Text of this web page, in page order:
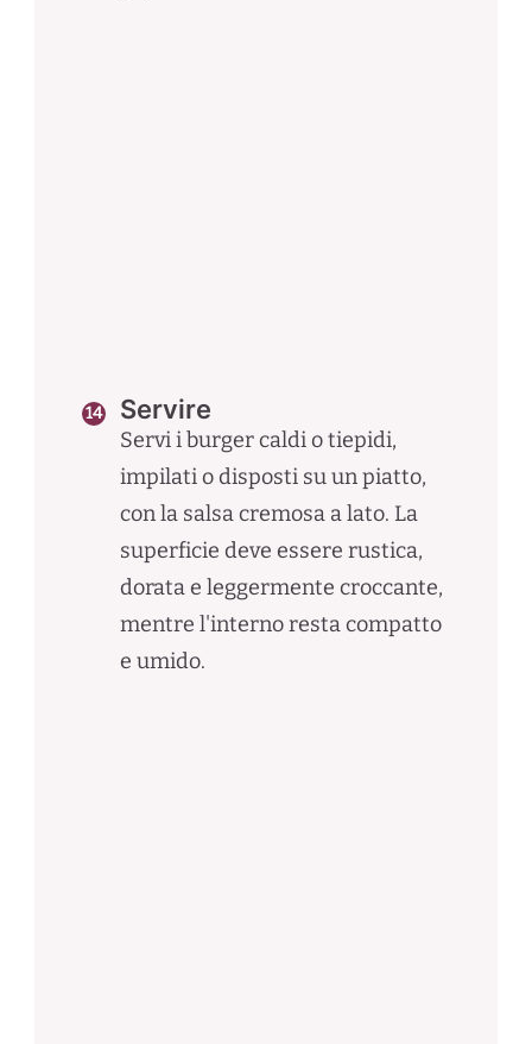
Servire
Servi i burger caldi o tiepidi,
impilati o disposti su un piatto,
con la salsa cremosa a lato. La
superficie deve essere rustica,
dorata e leggermente croccante,
mentre l'interno resta compatto
e umido.